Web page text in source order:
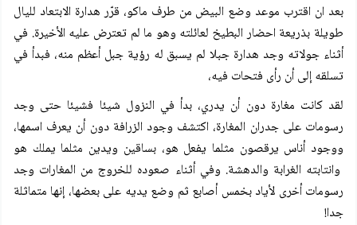
بعد ان اقترب موعد وضع البيض من طرف ماكو، قرّر هدارة الابتعاد لليال
طويلة بذريعة احضار البطيخ لعائلته وهو ما لم تعترض عليه الأخيرة. في
أثناء جولاته وجد هدارة جبلا لم يسبق له رؤية جبل أعظم منه، فبدأ في
تسلقه إلى أن رأى فتحات فيه،
لقد كانت مغارة دون أن يدري، بدأ في النزول شيئا فشيئا حتى وجد
رسومات على جدران المغارة، اكتشف وجود الزرافة دون أن يعرف اسمها،
ووجود أناس يرقصون مثلما يفعل هو، بساقين ويدين مثلما يملك هو
وانتابته الغرابة والدهشة. وفي أثناء صعوده للخروج من المغارات وجد
رسومات أخرى لأياد بخمس أصابع ثم وضع يديه على بعضها، إنها متماثلة
جدا!